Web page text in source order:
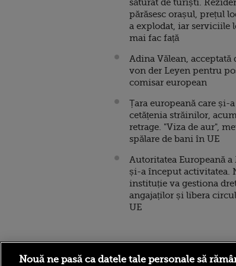
săturat de turiști.
părăsesc orașul, prețul
a explodat, iar serviciile
mai fac față
Adina Vălean, acceptată
von der Leyen pentru
comisar european
Țara europeană care și-
cetățenia străinilor,
retrage. "Viza de aur",
spălare de bani în UE
Autoritatea Europeană
și-a început activitatea.
instituție va gestiona
angajaților și libera
UE
Stirileprotv.ro
Nouă ne pasă ca datele tale personale să